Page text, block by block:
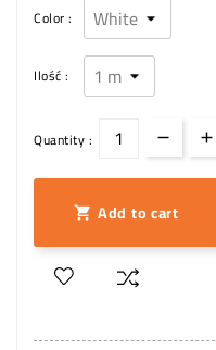
Color :
Ilość :
Quantity :
 Add to cart